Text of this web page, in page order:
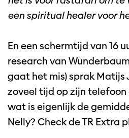
een spiritual healer voor
En een schermtijd van 16
research van
gaat het mis) sprak Matijs
zoveel tijd op zijn
wat is eigenlijk de
Nelly? Check de TR Extra